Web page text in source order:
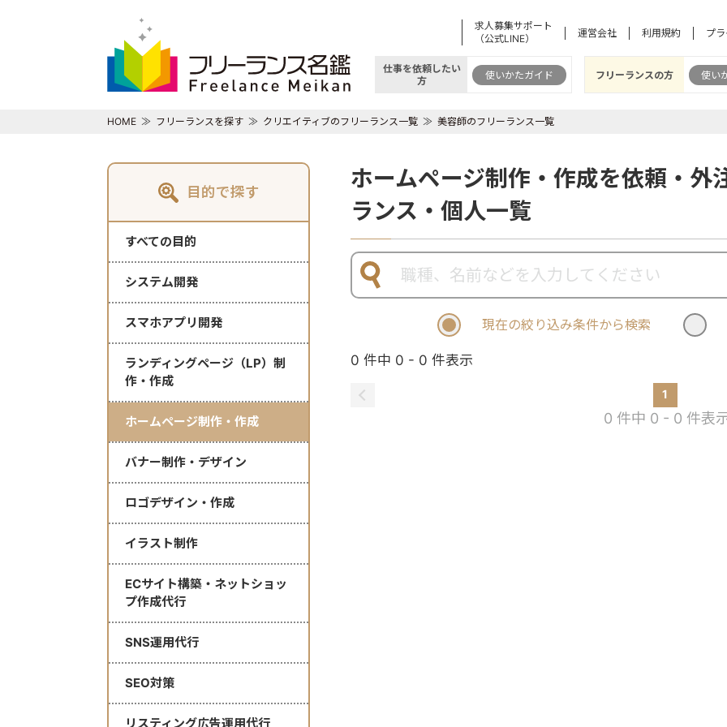
求人募集サポート
（公式LINE）
運営会社 利用規約 プ
仕事を依頼したい
方
使いかたガイド フリーランスの方 使い
HOME フリーランスを探す クリエイティブのフリーランス一覧 美容師のフリーランス一覧
目的で探す
すべての目的
システム開発
スマホアプリ開発
ランディングページ（LP）制
作・作成
ホームページ制作・作成
バナー制作・デザイン
ロゴデザイン・作成
イラスト制作
ECサイト構築・ネットショッ
プ作成代行
SNS運用代行
SEO対策
リスティング広告運用代行
ホームページ制作・作成を依頼・外
ランス・個人一覧
現在の絞り込み条件から検索
0 件中 0 - 0 件表示
1
0 件中 0 - 0 件表